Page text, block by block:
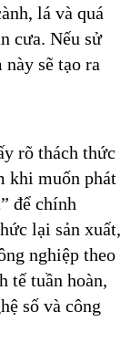
lá và quá
cưa. Nếu sử
sẽ tạo ra
rõ thách thức
khi muốn phát
để chính
lại sản xuất,
nghiệp theo
tế tuần hoàn,
số và công